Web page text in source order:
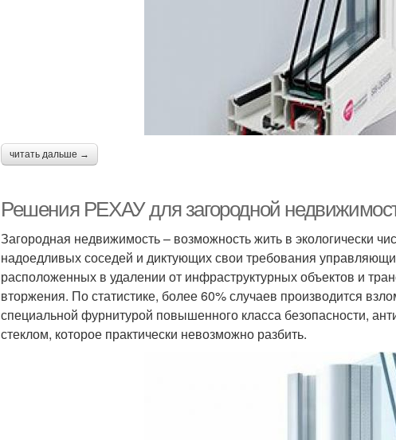
читать дальше →
Решения РЕХАУ для загородной
Загородная недвижимость – возможность жить в экологически
надоедливых соседей и диктующих свои требования
расположенных в удалении от инфраструктурных объектов и
вторжения. По статистике, более 60% случаев производится
специальной фурнитурой повышенного класса безопасности,
стеклом, которое практически невозможно разбить.